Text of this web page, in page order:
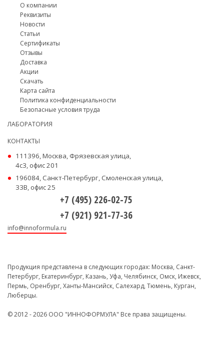
О компании
Реквизиты
Новости
Статьи
Сертификаты
Отзывы
Доставка
Акции
Скачать
Карта сайта
Политика конфиденциальности
Безопасные условия труда
ЛАБОРАТОРИЯ
КОНТАКТЫ
111396, Москва, Фрязевская улица,
4с3, офис 201
196084, Санкт-Петербург, Смоленская улица,
33В, офис 25
+7 (495) 226-02-75
+7 (921) 921-77-36
info@innoformula.ru
Продукция представлена в следующих городах: Москва, Санкт-
Петербург, Екатеринбург, Казань, Уфа, Челябинск, Омск, Ижевск,
Пермь, Оренбург, Ханты-Мансийск, Салехард, Тюмень, Курган,
Люберцы.
© 2012 - 2026 ООО "ИННОФОРМУЛА" Все права защищены.